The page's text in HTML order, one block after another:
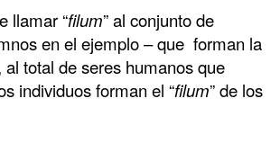
llamar “filum” al conjunto de
en el ejemplo – que forman la
al total de seres humanos que
individuos forman el “filum” de los